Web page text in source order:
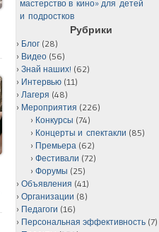
мастерство в кино» для детей
и подростков
Рубрики
Блог (28)
Видео (56)
Знай наших! (62)
Интервью (11)
Лагеря (48)
Мероприятия (226)
Конкурсы (74)
Концерты и спектакли (85)
Премьера (62)
Фестивали (72)
Форумы (25)
Объявления (41)
Организации (8)
Педагоги (16)
Персональная эффективность (7)